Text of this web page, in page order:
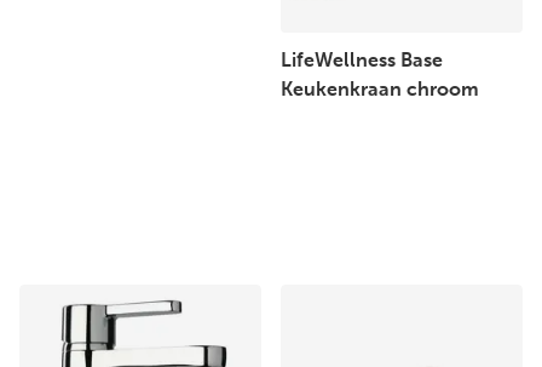
LifeWellness Base
Keukenkraan chroom